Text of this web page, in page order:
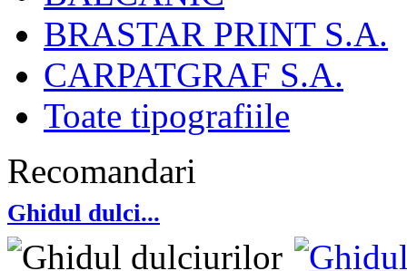
BRASTAR PRINT S.A.
CARPATGRAF S.A.
Toate tipografiile
Recomandari
Ghidul dulci...